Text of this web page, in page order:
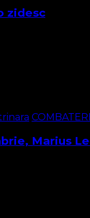
zidesc
Marius